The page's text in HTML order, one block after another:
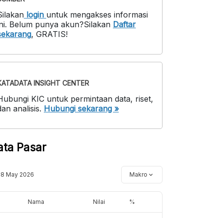
login untuk mengakses informasi
. Belum punya akun?Silakan Daftar
, GRATIS!
INSIGHT CENTER
KIC untuk permintaan data, riset,
analisis. Hubungi sekarang »
Pasar
May 2026 Makro
Nama Nilai %